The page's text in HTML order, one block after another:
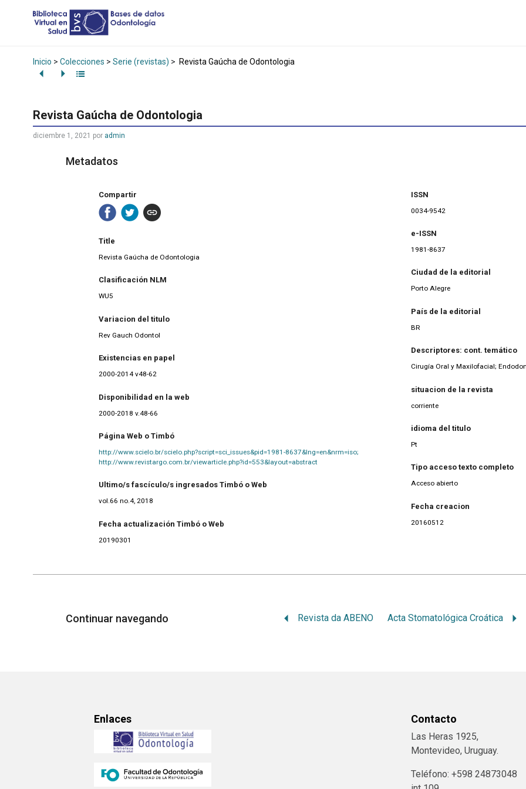
Inicio > Colecciones > Serie (revistas) > Revista Gaúcha de Odontologia
Revista Gaúcha de Odontologia
diciembre 1, 2021 por admin
Metadatos
Compartir
Title
Revista Gaúcha de Odontologia
Clasificación NLM
WU5
Variacion del titulo
Rev Gauch Odontol
Existencias en papel
2000-2014 v48-62
Disponibilidad en la web
2000-2018 v.48-66
Página Web o Timbó
http://www.scielo.br/scielo.php?script=sci_issues&pid=1981-8637&lng=en&nrm=iso;
http://www.revistargo.com.br/viewarticle.php?id=553&layout=abstract
Ultimo/s fascículo/s ingresados Timbó o Web
vol.66 no.4, 2018
Fecha actualización Timbó o Web
20190301
ISSN
0034-9542
e-ISSN
1981-8637
Ciudad de la editorial
Porto Alegre
País de la editorial
BR
Descriptores: cont. temático
Cirugía Oral y Maxilofacial;
situacion de la revista
corriente
idioma del titulo
Pt
Tipo acceso texto completo
Acceso abierto
Fecha creacion
20160512
Continuar navegando Revista da ABENO Acta Stomatológica Croática
Enlaces Contacto
Las Heras 1925,
Montevideo, Uruguay.
Teléfono: +598 24873048